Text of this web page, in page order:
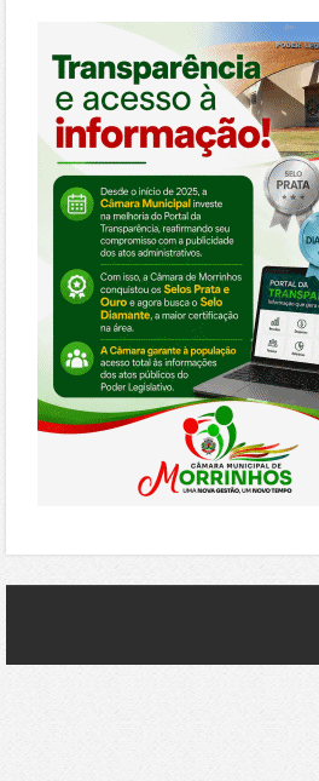
https://morrinhos.go.leg.br/